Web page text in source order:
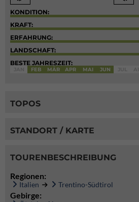
KONDITION:
KRAFT:
ERFAHRUNG:
LANDSCHAFT:
BESTE JAHRESZEIT:
FEB MÄR APR MAI JUN
TOPOS
STANDORT / KARTE
TOURENBESCHREIBUNG
Regionen:
Italien Trentino-Südtirol
Gebirge: